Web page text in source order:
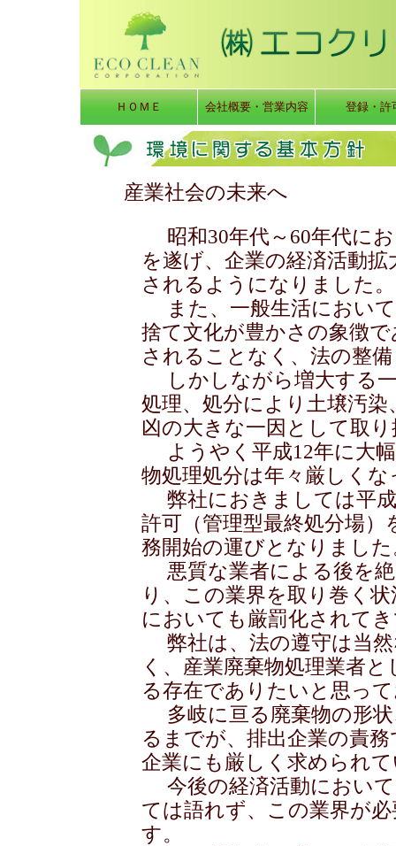
ＨＯＭＥ 会社概要・営業内容 登録・許
産業社会の未来へ
昭和30年代～60年代に
を遂げ、企業の経済活動
されるようになりました。
また、一般生活において
捨て文化が豊かさの象徴
されることなく、法の整
しかしながら増大する
処理、処分により土壌汚
凶の大きな一因として取
ようやく平成12年に大
物処理処分は年々厳しく
弊社におきましては平成
許可（管理型最終処分場
務開始の運びとなりました
悪質な業者による後を絶
り、この業界を取り巻く
においても厳罰化されて
弊社は、法の遵守は当
く、産業廃棄物処理業者
る存在でありたいと思っ
多岐に亘る廃棄物の形状
るまでが、排出企業の責
企業にも厳しく求められ
今後の経済活動において
ては語れず、この業界が
す。